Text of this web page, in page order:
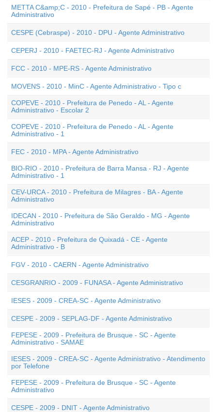
METTA C&amp;C - 2010 - Prefeitura de Sapé - PB - Agente
Administrativo
CESPE (Cebraspe) - 2010 - DPU - Agente Administrativo
CEPERJ - 2010 - FAETEC-RJ - Agente Administrativo
FCC - 2010 - MPE-RS - Agente Administrativo
MOVENS - 2010 - MinC - Agente Administrativo - Tipo c
COPEVE - 2010 - Prefeitura de Penedo - AL - Agente
Administrativo - Escolar 2
COPEVE - 2010 - Prefeitura de Penedo - AL - Agente
Administrativo - 1
FEC - 2010 - MPA - Agente Administrativo
BIO-RIO - 2010 - Prefeitura de Barra Mansa - RJ - Agente
Administrativo - 1
CEV-URCA - 2010 - Prefeitura de Milagres - BA - Agente
Administrativo
IDECAN - 2010 - Prefeitura de São Geraldo - MG - Agente
Administrativo
ACEP - 2010 - Prefeitura de Quixadá - CE - Agente
Administrativo - B
FGV - 2010 - CAERN - Agente Administrativo
CESGRANRIO - 2009 - FUNASA - Agente Administrativo
IESES - 2009 - CREA-SC - Agente Administrativo
CESPE - 2009 - SEPLAG-DF - Agente Administrativo
FEPESE - 2009 - Prefeitura de Brusque - SC - Agente
Administrativo - SAMAE
IESES - 2009 - CREA-SC - Agente Administrativo - Atendimento
por Telefone
FEPESE - 2009 - Prefeitura de Brusque - SC - Agente
Administrativo
CESPE - 2009 - DNIT - Agente Administrativo